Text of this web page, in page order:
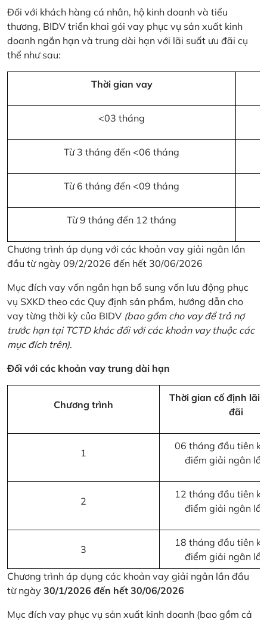
Đối với khách hàng cá nhân, hộ kinh doanh và tiểu
thương, BIDV triển khai gói vay phục vụ sản xuất kinh
doanh ngắn hạn và trung dài hạn với lãi suất ưu đãi cụ
thể như sau:
Thời gian vay
<03 tháng
Từ 3 tháng đến <06 tháng
Từ 6 tháng đến <09 tháng
Từ 9 tháng đến 12 tháng
Chương trình áp dụng với các khoản vay giải ngân lần
đầu từ ngày 09/2/2026 đến hết 30/06/2026
Mục đích vay vốn ngắn hạn bổ sung vốn lưu động phục
vụ SXKD theo các Quy định sản phẩm, hướng dẫn cho
vay từng thời kỳ của BIDV (bao gồm cho vay để trả nợ
trước hạn tại TCTD khác đối với các khoản vay thuộc các
mục đích trên).
Đối với các khoản vay trung dài hạn
Chương trình
Thời gian cố định lãi
đãi
1
06 tháng đầu tiên
điểm giải ngân
2
12 tháng đầu tiên
điểm giải ngân
3
18 tháng đầu tiên
điểm giải ngân
Chương trình áp dụng các khoản vay giải ngân lần đầu
từ ngày 30/1/2026 đến hết 30/06/2026
Mục đích vay phục vụ sản xuất kinh doanh (bao gồm cả